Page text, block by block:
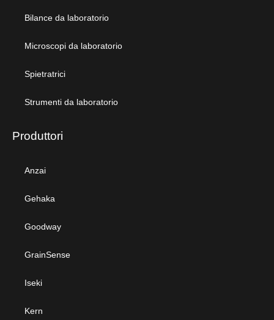
Bilance da laboratorio
Microscopi da laboratorio
Spietratrici
Strumenti da laboratorio
Produttori
Anzai
Gehaka
Goodway
GrainSense
Iseki
Kern